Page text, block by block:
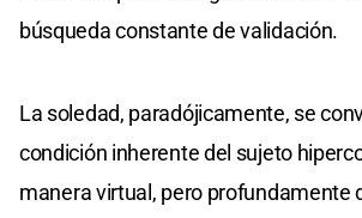
búsqueda constante de validación.
La soledad, paradójicamente, se
condición inherente del sujeto
manera virtual, pero profundamente